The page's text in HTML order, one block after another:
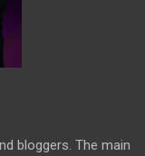
bloggers. The main